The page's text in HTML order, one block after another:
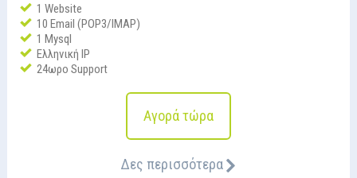
1 Website
10 Email (POP3/IMAP)
1 Mysql
Ελληνική IP
24ωρο Support
Αγορά τώρα
Δες περισσότερα